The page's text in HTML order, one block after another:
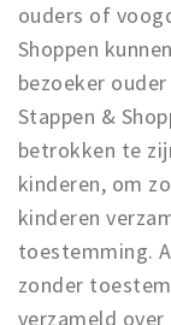
ouders of
Shoppen
bezoeker
Stappen &
betrokken te
kinderen, om
kinderen
toestemming.
zonder
verzameld